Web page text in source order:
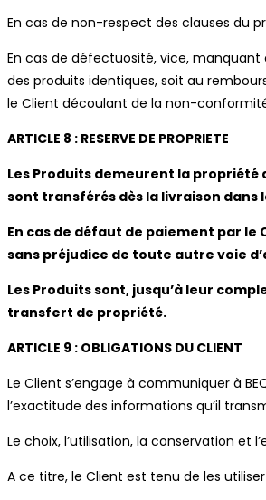
En cas de non-respect des clauses du
En cas de défectuosité, vice, manquant
des produits identiques, soit au
le Client découlant de la non-
ARTICLE 8 : RESERVE DE PROPRIETE
Les Produits demeurent la propriété
sont transférés dès la livraison dans
En cas de défaut de paiement par
sans préjudice de toute autre voie
Les Produits sont, jusqu’à leur
transfert de propriété.
ARTICLE 9 : OBLIGATIONS DU CLIENT
Le Client s’engage à communiquer à
l’exactitude des informations qu’il
Le choix, l’utilisation, la conservation et
A ce titre, le Client est tenu de les